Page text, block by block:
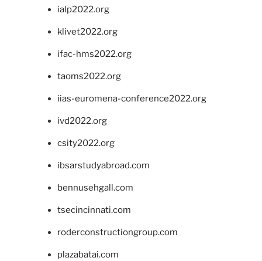
ialp2022.org
klivet2022.org
ifac-hms2022.org
taoms2022.org
iias-euromena-conference2022.org
ivd2022.org
csity2022.org
ibsarstudyabroad.com
bennusehgall.com
tsecincinnati.com
roderconstructiongroup.com
plazabatai.com